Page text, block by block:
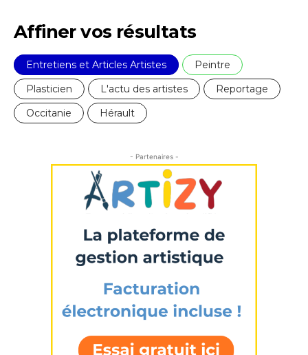
* Champ obligatoire
Affiner vos résultats
Entretiens et Articles Artistes
Peintre
Plasticien
L'actu des artistes
Reportage
Occitanie
Hérault
- Partenaires -